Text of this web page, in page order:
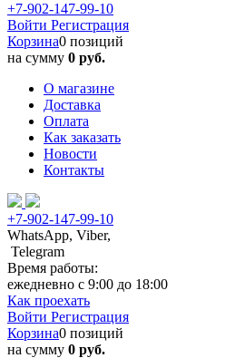
+7-902-147-99-10
Войти Регистрация
Корзина0 позиций
на сумму 0 руб.
О магазине
Доставка
Оплата
Как заказать
Новости
Контакты
+7-902-147-99-10
WhatsApp, Viber,
Telegram
Время работы:
ежедневно с 9:00 до 18:00
Как проехать
Войти Регистрация
Корзина0 позиций
на сумму 0 руб.